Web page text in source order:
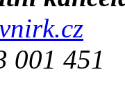
001 451